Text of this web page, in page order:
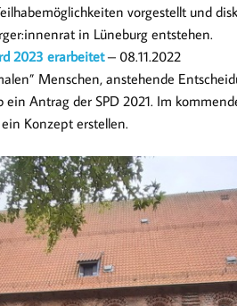
vorgestellt und
in Lüneburg entstehen.
2023 erarbeitet – 08.11.2022
Menschen, anstehende
Antrag der SPD 2021. Im
Konzept erstellen.